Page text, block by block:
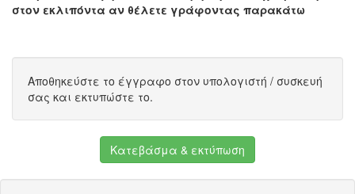
στον εκλιπόντα αν θέλετε γράφοντας παρακάτω
Αποθηκεύστε το έγγραφο στον υπολογιστή / συσκευή
σας και εκτυπώστε το.
Κατεβάσμα & εκτύπωση